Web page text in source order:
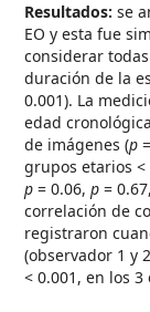
Resultados: se
EO y esta fue
considerar
duración de la
0.001). La
edad
de imágenes (p
grupos etarios <
p = 0.06, p =
correlación de
registraron
(observador 1 y
< 0.001, en los 3